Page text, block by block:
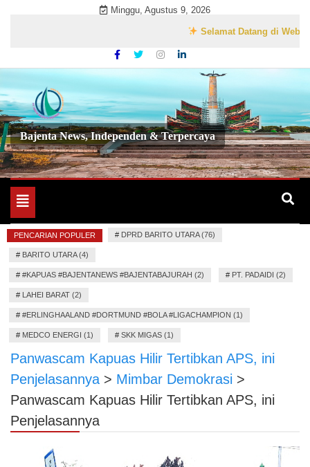
Minggu, Agustus 9, 2026
Selamat Datang di Website
Bajenta News, Independen & Terpercaya
Toggle
navigation
PENCARIAN POPULER # DPRD BARITO UTARA (76)
# BARITO UTARA (4)
# #KAPUAS #BAJENTANEWS #BAJENTABAJURAH (2) # PT. PADAIDI (2)
# LAHEI BARAT (2)
# #ERLINGHAALAND #DORTMUND #BOLA #LIGACHAMPION (1)
# MEDCO ENERGI (1) # SKK MIGAS (1)
Panwascam Kapuas Hilir Tertibkan APS, ini
Penjelasannya > Mimbar Demokrasi >
Panwascam Kapuas Hilir Tertibkan APS, ini
Penjelasannya